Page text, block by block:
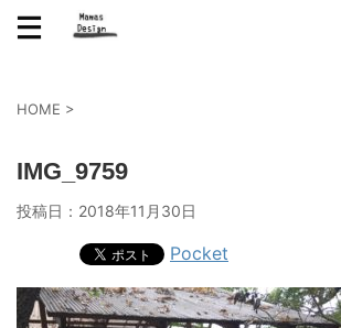
HOME >
IMG_9759
投稿日： 2018年11月30日
Pocket